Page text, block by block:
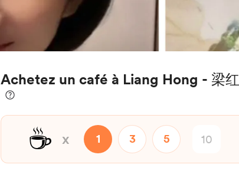
Achetez un café à Liang Hong - 梁红
☕ x 1 3 5